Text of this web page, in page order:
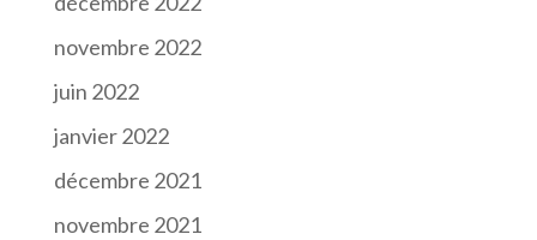
novembre 2022
juin 2022
janvier 2022
décembre 2021
novembre 2021